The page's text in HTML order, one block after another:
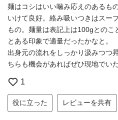
麺はコシはいい噛み応えのあるも
いけて良好。絡み吸いつきはスー
もの。麺量は表記上は100gとのこ
とある印象で適量だったかなと。
出身元の流れをしっかり汲みつつ
ちらも機会があればぜひ現地でい
1
役に立った レビューを共有